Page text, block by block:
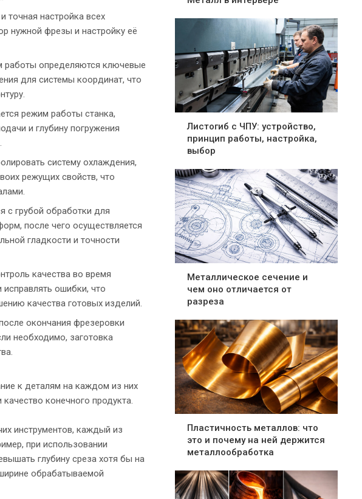
точная настройка всех
нужной фрезы и настройку её
работы определяются ключевые
для системы координат, что
режим работы станка,
и глубину погружения
систему охлаждения,
режущих свойств, что
с грубой обработки для
после чего осуществляется
гладкости и точности
качества во время
ошибки, что
качества готовых изделий.
окончания фрезеровки
необходимо, заготовка
к деталям на каждом из них
конечного продукта.
инструментов, каждый из
при использовании
глубину среза хотя бы на
обрабатываемой
Листогиб с ЧПУ: устройство,
принцип работы, настройка,
выбор
Металлическое сечение и
чем оно отличается от
разреза
Пластичность металлов: что
это и почему на ней держится
металлообработка